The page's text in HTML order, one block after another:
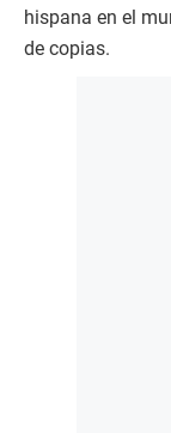
hispana en el
de copias.